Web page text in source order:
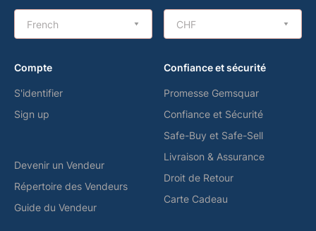
French CHF
Compte
S'identifier
Sign up
Devenir un Vendeur
Répertoire des Vendeurs
Guide du Vendeur
Confiance et sécurité
Promesse Gemsquar
Confiance et Sécurité
Safe-Buy et Safe-Sell
Livraison & Assurance
Droit de Retour
Carte Cadeau